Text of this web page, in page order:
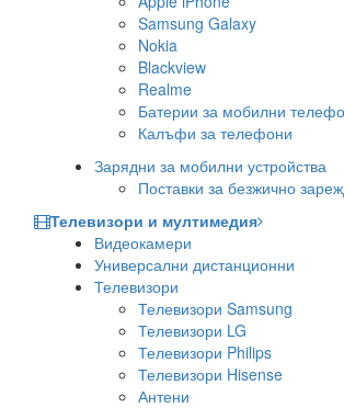
Samsung Galaxy
Nokia
Blackview
Realme
Батерии за мобилни
Калъфи за телефони
Зарядни за мобилни устройства
Поставки за безжично
Телевизори и мултимедия
Видеокамери
Универсални дистанционни
Телевизори
Телевизори Samsung
Телевизори LG
Телевизори Philips
Телевизори Hisense
Антени